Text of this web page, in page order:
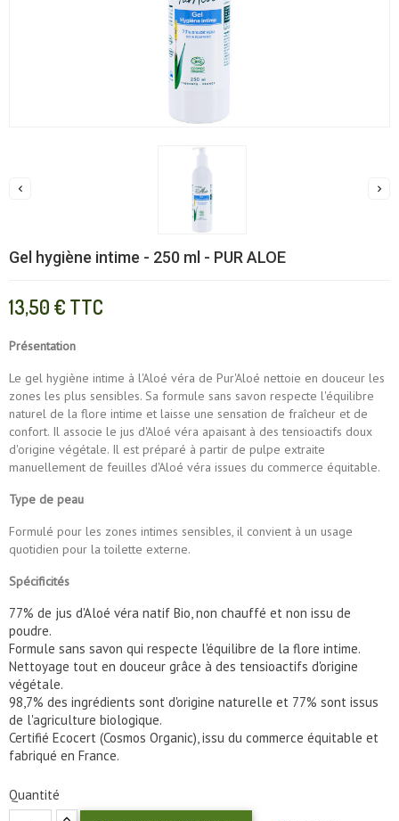
 
Gel hygiène intime - 250 ml - PUR ALOE
13,50 € TTC
Présentation
Le gel hygiène intime à l'Aloé véra de Pur'Aloé nettoie en douceur les
zones les plus sensibles. Sa formule sans savon respecte l'équilibre
naturel de la flore intime et laisse une sensation de fraîcheur et de
confort. Il associe le jus d'Aloé véra apaisant à des tensioactifs doux
d'origine végétale. Il est préparé à partir de pulpe extraite
manuellement de feuilles d'Aloé véra issues du commerce équitable.
Type de peau
Formulé pour les zones intimes sensibles, il convient à un usage
quotidien pour la toilette externe.
Spécificités
77% de jus d'Aloé véra natif Bio, non chauffé et non issu de
poudre.
Formule sans savon qui respecte l'équilibre de la flore intime.
Nettoyage tout en douceur grâce à des tensioactifs d'origine
végétale.
98,7% des ingrédients sont d'origine naturelle et 77% sont issus
de l'agriculture biologique.
Certifié Ecocert (Cosmos Organic), issu du commerce équitable et
fabriqué en France.
Quantité